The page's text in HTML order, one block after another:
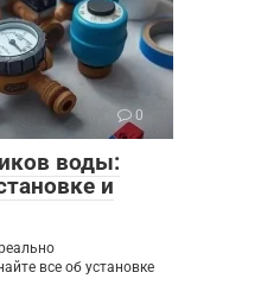
0
воды:
и
все об установке